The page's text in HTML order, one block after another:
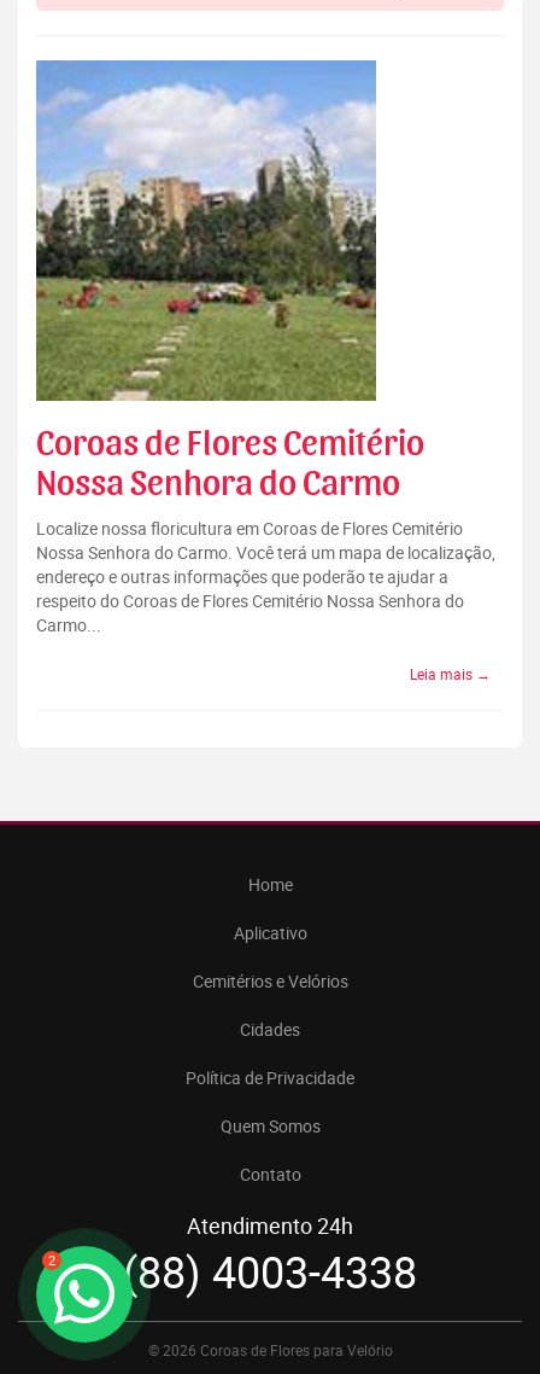
2
Coroas de Flores Cemitério
Nossa Senhora do Carmo
Localize nossa floricultura em Coroas de Flores Cemitério
Nossa Senhora do Carmo. Você terá um mapa de localização,
endereço e outras informações que poderão te ajudar a
respeito do Coroas de Flores Cemitério Nossa Senhora do
Carmo...
Leia mais →
Home
Aplicativo
Cemitérios e Velórios
Cidades
Política de Privacidade
Quem Somos
Contato
Atendimento 24h
(88) 4003-4338
© 2026 Coroas de Flores para Velório